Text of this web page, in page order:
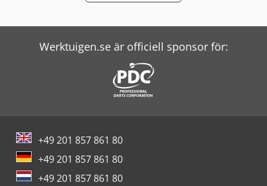
Putzmeister Pump
Renault Tipper
Vw Tipper
Windmöller & Hölscher Maskiner För Påsar
Werktuigen.se är officiell sponsor för:
+49 201 857 861 80
+49 201 857 861 80
+49 201 857 861 80